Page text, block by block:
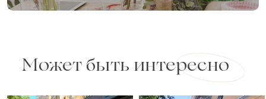
Может быть интересно